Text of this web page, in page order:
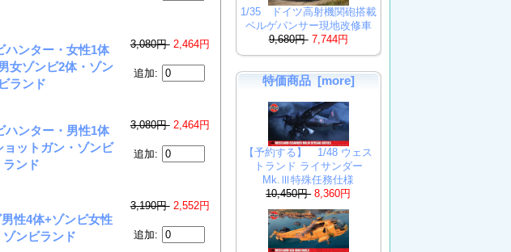
ンター・女性1体
女ゾンビ2体・ゾン
ビランド
3,080円 2,464円
追加:
ンター・男性1体
ョットガン・ゾンビ
ランド
3,080円 2,464円
追加:
性4体+ゾンビ女性
ゾンビランド
3,190円 2,552円
追加:
1/35 ドイツ高射機関砲搭載
ベルゲパンサー現地改修車
9,680円 7,744円
特価商品 [more]
【予約する】 1/48 ウェス
トランド ライサンダー
Mk.Ⅲ特殊任務仕様
10,450円 8,360円